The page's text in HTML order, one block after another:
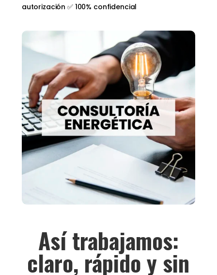
autorización ✅ 100% confidencial
Así trabajamos:
claro, rápido y sin